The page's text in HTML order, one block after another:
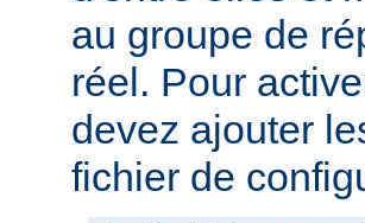
au groupe de
réel. Pour
devez ajouter
fichier de